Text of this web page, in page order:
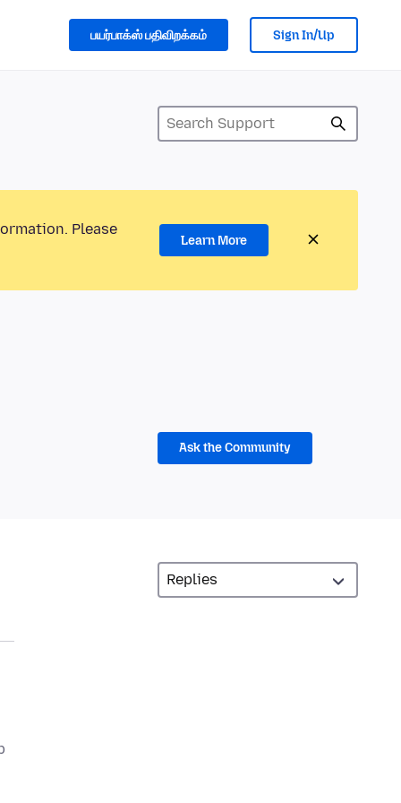
பயர்பாக்ஸ் பதிவிறக்கம் Sign In/Up
Please
Learn More
Ask the Community